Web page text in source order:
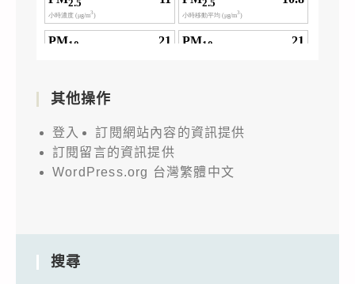
其他操作
登入
訂閱網站內容的資訊提供
訂閱留言的資訊提供
WordPress.org 台灣繁體中文
搜尋